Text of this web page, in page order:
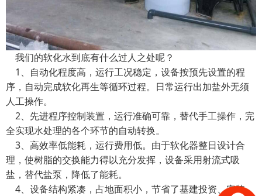
我们的软化水到底有什么过人之处呢？
1、自动化程度高，运行工况稳定，设备按预先设置的程
序，自动完成软化再生等循环过程。日常运行出加盐外无须
人工操作。
2、先进程序控制装置，运行准确可靠，替代手工操作，完
全实现水处理的各个环节的自动转换。
3、高效率低能耗，运行费用低。由于软化器整日设计合
理，使树脂的交换能力得以充分发挥，设备采用射流式吸
盐，替代盐泵，降低了能耗。
4、设备结构紧凑，占地面积小，节省了基建投资、安装、